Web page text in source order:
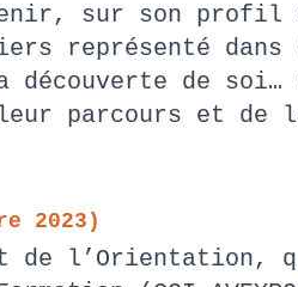
sur son profil
représenté
de soi…
parcours et de
2023)
de l’Orientation,